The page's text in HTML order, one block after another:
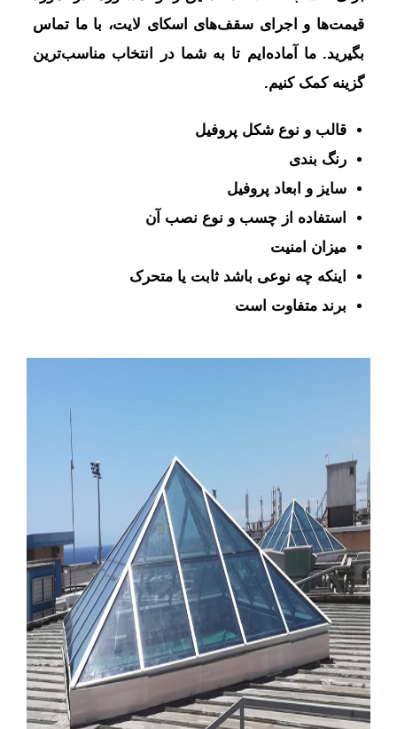
قیمت‌ها و اجرای سقف‌های اسکای لایت، با ما تماس
بگیرید. ما آماده‌ایم تا به شما در انتخاب مناسب‌ترین
گزینه کمک کنیم.
قالب و نوع شکل پروفیل
رنگ بندی
سایز و ابعاد پروفیل
استفاده از چسب و نوع نصب آن
میزان امنیت
اینکه چه نوعی باشد ثابت یا متحرک
برند متفاوت است